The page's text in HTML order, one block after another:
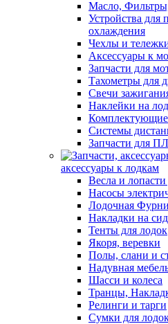
Масло,
Устройства
охлаждения
Чехлы и
Аксессуары к
Запчасти для
Тахометры для
Свечи
Наклейки на
Системы
Запчасти для
аксессуары к лодкам
Весла и лопасти
Насосы
Лодочная
Накладки на
Тенты для лодок
Якоря, веревки
Полы, слани и
Надувная
Шасси и колеса
Транцы,
Релинги и тарги
Сумки для